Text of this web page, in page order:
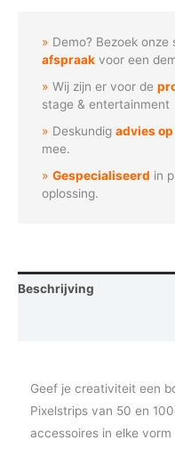
coupler
Demo? Bezoek
afspraak voor een
Wij zijn er voor de
stage & entertainment
Deskundigadvies
mee.
Gespecialiseerd in
oplossing.
Beschrijving
Geef je creativiteit een
Pixelstrips van 50 en
accessoires in elke